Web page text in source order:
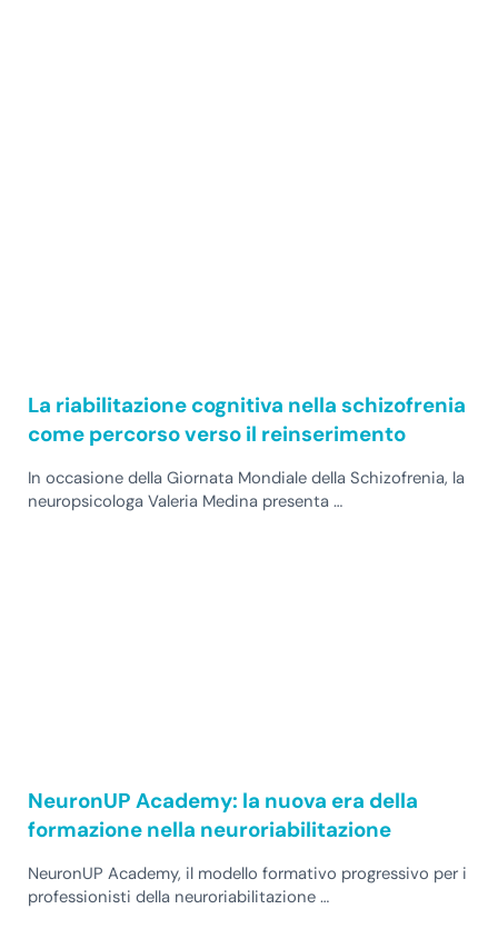
La riabilitazione cognitiva nella schizofrenia
come percorso verso il reinserimento
In occasione della Giornata Mondiale della Schizofrenia, la
neuropsicologa Valeria Medina presenta …
NeuronUP Academy: la nuova era della
formazione nella neuroriabilitazione
NeuronUP Academy, il modello formativo progressivo per i
professionisti della neuroriabilitazione …